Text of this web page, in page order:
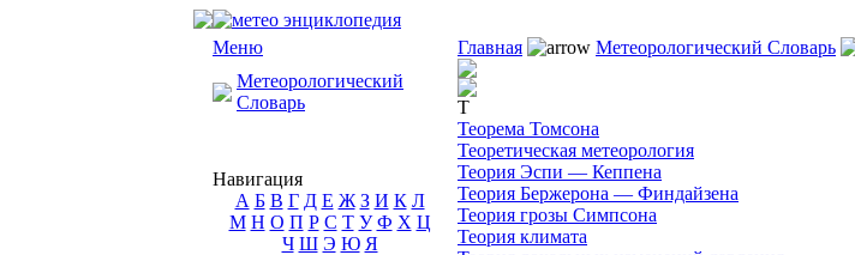
Меню
Метеорологический
Словарь
Навигация
А Б В Г Д Е Ж З И К Л
М Н О П Р С Т У Ф Х Ц
Ч Ш Э Ю Я
Главная Метеорологический Словарь
Т
Теорема Томсона
Теоретическая метеорология
Теория Эспи — Кеппена
Теория Бержерона — Финдайзена
Теория грозы Симпсона
Теория климата